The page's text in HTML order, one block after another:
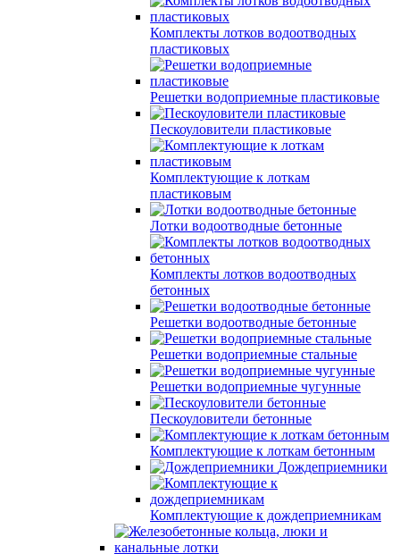
Комплекты лотков водоотводных
пластиковых
Решетки водоприемные пластиковые
Пескоуловители пластиковые
Комплектующие к лоткам
пластиковым
Лотки водоотводные бетонные
Комплекты лотков водоотводных
бетонных
Решетки водоотводные бетонные
Решетки водоприемные стальные
Решетки водоприемные чугунные
Пескоуловители бетонные
Комплектующие к лоткам бетонным
Дождеприемники
Комплектующие к дождеприемникам